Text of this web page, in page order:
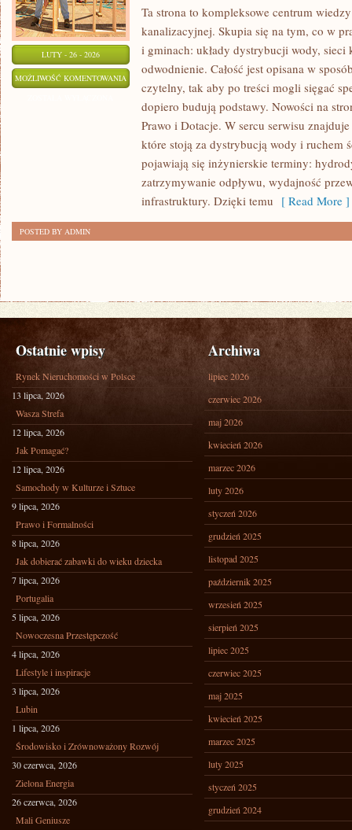
LUTY - 26 - 2026
MOŻLIWOŚĆ KOMENTOWANIA
ENERGII
Ta strona to kompleksowe centrum
kanalizacyjnej. Skupia się na tym, co w
i gminach: układy dystrybucji wody, sieci
odwodnienie. Całość jest opisana w
czytelny, tak aby po treści mogli sięgać
dopiero budują podstawy. Nowości na
Prawo i Dotacje. W sercu serwisu
które stoją za dystrybucją wody i ruchem
pojawiają się inżynierskie terminy:
zatrzymywanie odpływu, wydajność
infrastruktury. Dzięki temu [ Read More ]
POSTED BY ADMIN
Ostatnie wpisy
Rynek Nieruchomości w Polsce
13 lipca, 2026
Wasza Strefa
12 lipca, 2026
Jak Pomagać?
12 lipca, 2026
Samochody w Kulturze i Sztuce
9 lipca, 2026
Prawo i Formalności
8 lipca, 2026
Jak dobierać zabawki do wieku dziecka
7 lipca, 2026
Portugalia
5 lipca, 2026
Nowoczesna Przestępczość
4 lipca, 2026
Lifestyle i inspiracje
3 lipca, 2026
Lubin
1 lipca, 2026
Środowisko i Zrównoważony Rozwój
30 czerwca, 2026
Zielona Energia
26 czerwca, 2026
Mali Geniusze
Archiwa
lipiec 2026
czerwiec 2026
maj 2026
kwiecień 2026
marzec 2026
luty 2026
styczeń 2026
grudzień 2025
listopad 2025
październik 2025
wrzesień 2025
sierpień 2025
lipiec 2025
czerwiec 2025
maj 2025
kwiecień 2025
marzec 2025
luty 2025
styczeń 2025
grudzień 2024